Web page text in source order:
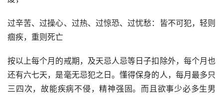
过辛苦、过操心、过热、过惊恐、过忧愁：皆不可犯，轻则
痼疾，重则死亡
按以上每个月的戒期，及天忌人忌等日子扣除外，每个月也
还有六七天，是毫无忌犯之日。懂得保身的人，每月最多只
三四次，故能疾病不侵，精神强固。而且欲事少必多生男